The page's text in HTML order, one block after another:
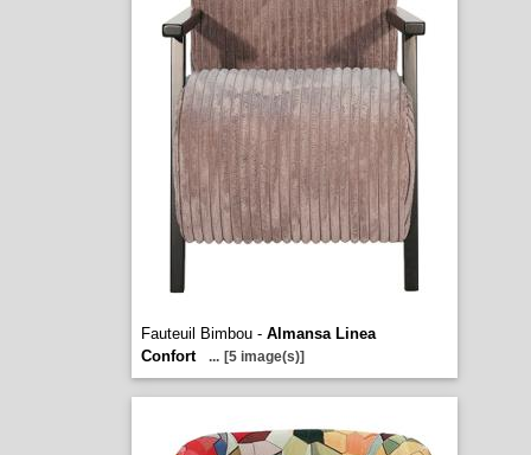
Fauteuil Bimbou - Almansa Linea
Confort
... [5 image(s)]